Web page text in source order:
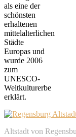
als eine der
schönsten
erhaltenen
mittelalterlichen
Städte
Europas und
wurde 2006
zum
UNESCO-
Weltkulturerbe
erklärt.
Altstadt von